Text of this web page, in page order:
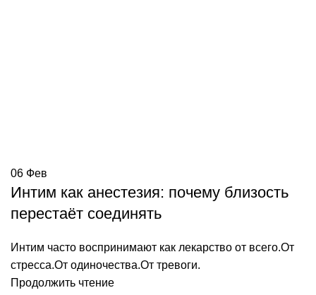
06 Фев
Интим как анестезия: почему близость
перестаёт соединять
Интим часто воспринимают как лекарство от всего.От
стресса.От одиночества.От тревоги.
Продолжить чтение